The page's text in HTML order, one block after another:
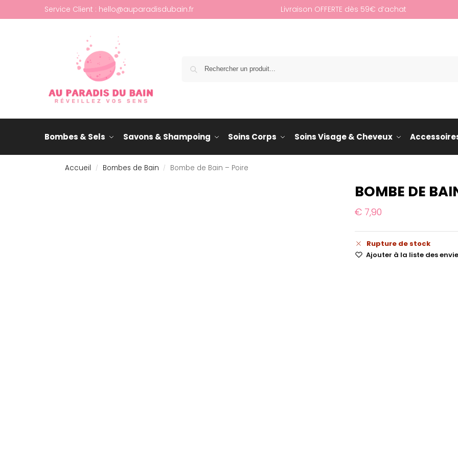
Service Client : hello@auparadisdubain.fr Livraison OFFERTE dès 59€ d’achat
Bombes & Sels Savons & Shampoing Soins Corps Soins Visage & Cheveux
Accueil / Bombes de Bain / Bombe de Bain – Poire
BOMBE DE
€7,90
Rupture de stock
Ajouter à la liste des